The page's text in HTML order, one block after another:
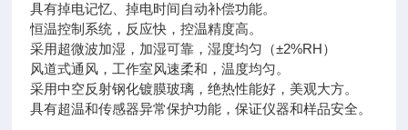
具有掉电记忆、掉电时间自动补偿功能。
恒温控制系统，反应快，控温精度高。
采用超微波加湿，加湿可靠，湿度均匀（±2%RH）
风道式通风，工作室风速柔和，温度均匀。
采用中空反射钢化镀膜玻璃，绝热性能好，美观大方。
具有超温和传感器异常保护功能，保证仪器和样品安全。